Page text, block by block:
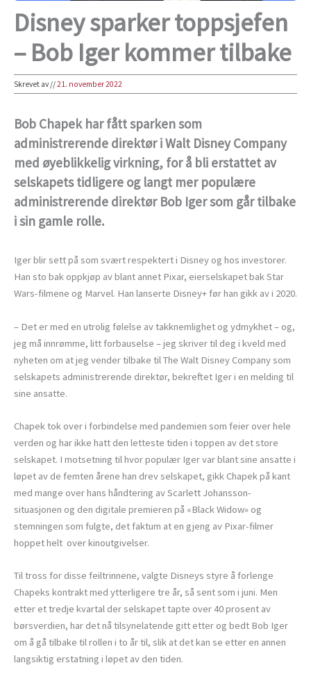
Disney sparker toppsjefen
– Bob Iger kommer tilbake
Skrevet av//21. november 2022
Bob Chapek har fått sparken som
administrerende direktør i Walt Disney Company
med øyeblikkelig virkning, for å bli erstattet av
selskapets tidligere og langt mer populære
administrerende direktør Bob Iger som går tilbake
i sin gamle rolle.
Iger blir sett på som svært respektert i Disney og hos investorer.
Han sto bak oppkjøp av blant annet Pixar, eierselskapet bak Star
Wars-filmene og Marvel. Han lanserte Disney+ før han gikk av i 2020.
– Det er med en utrolig følelse av takknemlighet og ydmykhet – og,
jeg må innrømme, litt forbauselse – jeg skriver til deg i kveld med
nyheten om at jeg vender tilbake til The Walt Disney Company som
selskapets administrerende direktør, bekreftet Iger i en melding til
sine ansatte.
Chapek tok over i forbindelse med pandemien som feier over hele
verden og har ikke hatt den letteste tiden i toppen av det store
selskapet. I motsetning til hvor populær Iger var blant sine ansatte i
løpet av de femten årene han drev selskapet, gikk Chapek på kant
med mange over hans håndtering av Scarlett Johansson-
situasjonen og den digitale premieren på «Black Widow» og
stemningen som fulgte, det faktum at en gjeng av Pixar-filmer
hoppet helt over kinoutgivelser.
Til tross for disse feiltrinnene, valgte Disneys styre å forlenge
Chapeks kontrakt med ytterligere tre år, så sent som i juni. Men
etter et tredje kvartal der selskapet tapte over 40 prosent av
børsverdien, har det nå tilsynelatende gitt etter og bedt Bob Iger
om å gå tilbake til rollen i to år til, slik at det kan se etter en annen
langsiktig erstatning i løpet av den tiden.